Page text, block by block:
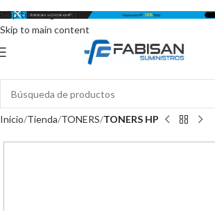
Skip to navigation
Skip to main content
Inicio Tienda TONERS TONERS HP